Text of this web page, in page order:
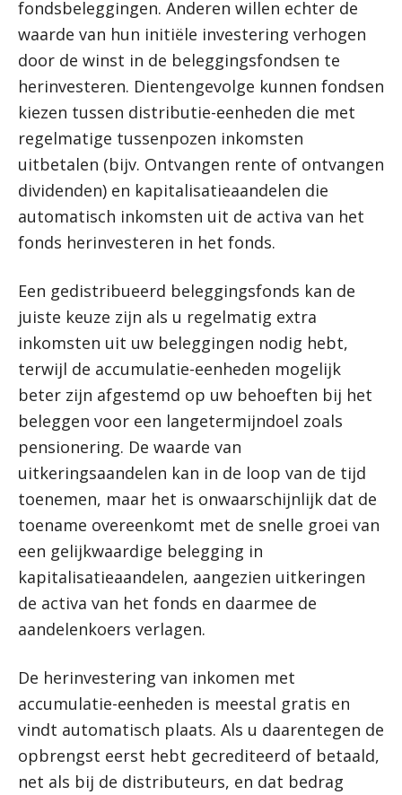
fondsbeleggingen. Anderen willen echter de
waarde van hun initiële investering verhogen
door de winst in de beleggingsfondsen te
herinvesteren. Dientengevolge kunnen fondsen
kiezen tussen distributie-eenheden die met
regelmatige tussenpozen inkomsten
uitbetalen (bijv. Ontvangen rente of ontvangen
dividenden) en kapitalisatieaandelen die
automatisch inkomsten uit de activa van het
fonds herinvesteren in het fonds.
Een gedistribueerd beleggingsfonds kan de
juiste keuze zijn als u regelmatig extra
inkomsten uit uw beleggingen nodig hebt,
terwijl de accumulatie-eenheden mogelijk
beter zijn afgestemd op uw behoeften bij het
beleggen voor een langetermijndoel zoals
pensionering. De waarde van
uitkeringsaandelen kan in de loop van de tijd
toenemen, maar het is onwaarschijnlijk dat de
toename overeenkomt met de snelle groei van
een gelijkwaardige belegging in
kapitalisatieaandelen, aangezien uitkeringen
de activa van het fonds en daarmee de
aandelenkoers verlagen.
De herinvestering van inkomen met
accumulatie-eenheden is meestal gratis en
vindt automatisch plaats. Als u daarentegen de
opbrengst eerst hebt gecrediteerd of betaald,
net als bij de distributeurs, en dat bedrag